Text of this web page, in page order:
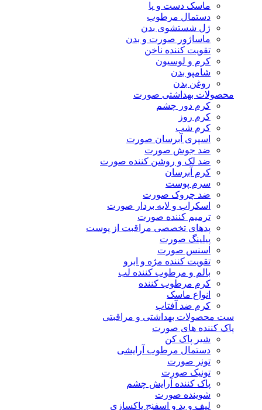
ماسک دست و پا
دستمال مرطوب
ژل شستشوی بدن
ماساژور صورت و بدن
تقویت کننده ناخن
کرم و لوسیون
شامپو بدن
روغن بدن
محصولات بهداشتی صورت
کرم دور چشم
کرم روز
کرم شب
اسپری آبرسان صورت
ضد جوش صورت
ضد لک و روشن کننده صورت
کرم آبرسان
سرم پوست
ضد چروک صورت
اسکراب و لایه بردار صورت
ترمیم کننده صورت
پدهای تخصصی مراقبت از پوست
پیلینگ صورت
اسنس صورت
تقویت کننده مژه و ابرو
بالم و مرطوب کننده لب
کرم مرطوب کننده
انواع ماسک
کرم ضد آفتاب
ست محصولات بهداشتی و مراقبتی
پاک کننده های صورت
شیر پاک کن
دستمال مرطوب آرایشی
تونر صورت
تونیک صورت
پاک کننده آرایش چشم
شوینده صورت
لیف و پد و اسفنج پاکسازی